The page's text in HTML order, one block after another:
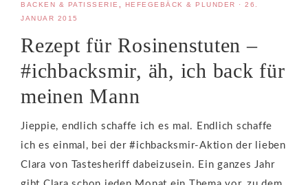
BACKEN & PATISSERIE HEFEGEBÄCK & PLUNDER · 26.
JANUAR 2015
Rezept für Rosinenstuten –
#ichbacksmir, äh, ich back für
meinen Mann
Jieppie, endlich schaffe ich es mal. Endlich schaffe
ich es einmal, bei der #ichbacksmir-Aktion der lieben
Clara von Tastesheriff dabeizusein. Ein ganzes Jahr